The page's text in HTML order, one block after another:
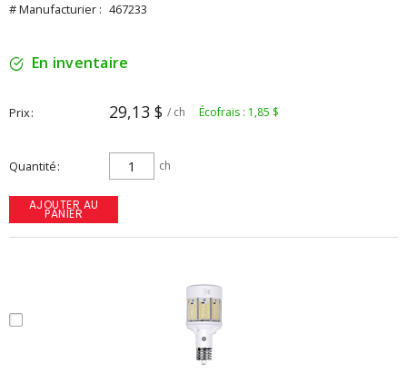
# Manufacturier : 467233
En inventaire
Prix 29,13 $ / ch Écofrais : 1,85 $
Quantité ch
AJOUTER AU
PANIER